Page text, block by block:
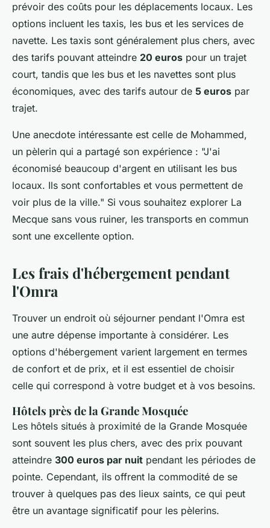
prévoir des coûts pour les déplacements locaux. Les
options incluent les taxis, les bus et les services de
navette. Les taxis sont généralement plus chers, avec
des tarifs pouvant atteindre 20 euros pour un trajet
court, tandis que les bus et les navettes sont plus
économiques, avec des tarifs autour de 5 euros par
trajet.
Une anecdote intéressante est celle de Mohammed,
un pèlerin qui a partagé son expérience : "J'ai
économisé beaucoup d'argent en utilisant les bus
locaux. Ils sont confortables et vous permettent de
voir plus de la ville." Si vous souhaitez explorer La
Mecque sans vous ruiner, les transports en commun
sont une excellente option.
Les frais d'hébergement pendant
l'Omra
Trouver un endroit où séjourner pendant l'Omra est
une autre dépense importante à considérer. Les
options d'hébergement varient largement en termes
de confort et de prix, et il est essentiel de choisir
celle qui correspond à votre budget et à vos besoins.
Hôtels près de la Grande Mosquée
Les hôtels situés à proximité de la Grande Mosquée
sont souvent les plus chers, avec des prix pouvant
atteindre 300 euros par nuit pendant les périodes de
pointe. Cependant, ils offrent la commodité de se
trouver à quelques pas des lieux saints, ce qui peut
être un avantage significatif pour les pèlerins.